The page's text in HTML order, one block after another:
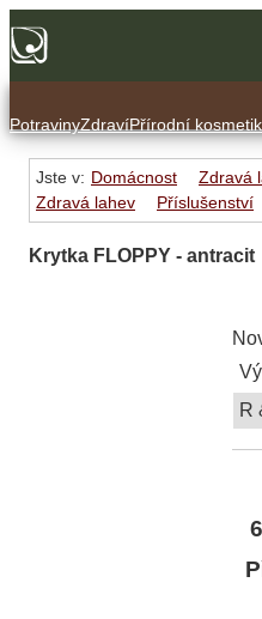
PotravinyZdravíPřírodní
Jste v: Domácnost
Zdravá
Zdravá lahev
Příslušenství
Krytka FLOPPY - antracit
R